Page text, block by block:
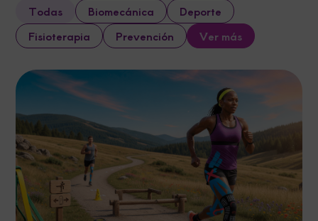
Todas Biomecánica
Deporte
Fisioterapia
Prevención Ver más